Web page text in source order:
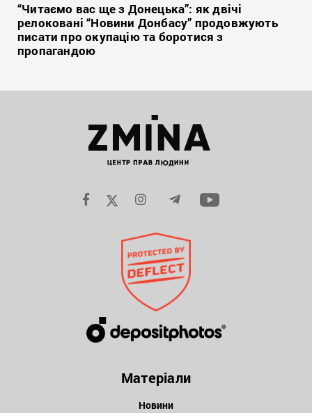
“Читаємо вас ще з Донецька”: як двічі
релоковані “Новини Донбасу” продовжують
писати про окупацію та боротися з
пропагандою
Матеріали
Новини